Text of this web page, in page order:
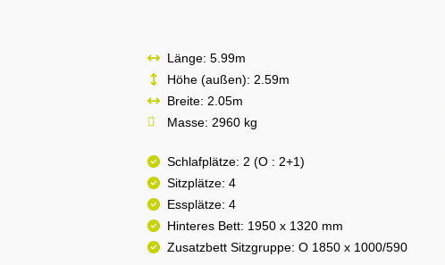
Länge: 5.99m
Höhe (außen): 2.59m
Breite: 2.05m
Masse: 2960 kg
Schlafplätze: 2 (O : 2+1)
Sitzplätze: 4
Essplätze: 4
Hinteres Bett: 1950 x 1320 mm
Zusatzbett Sitzgruppe: O 1850 x 1000/590